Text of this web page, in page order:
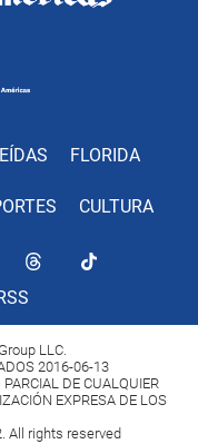
FLORIDA
CULTURA
LLC.
2016-06-13
DE CUALQUIER
EXPRESA DE LOS
All rights reserved